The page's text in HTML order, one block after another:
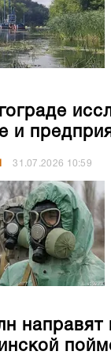
и
31.07.2026 10:59